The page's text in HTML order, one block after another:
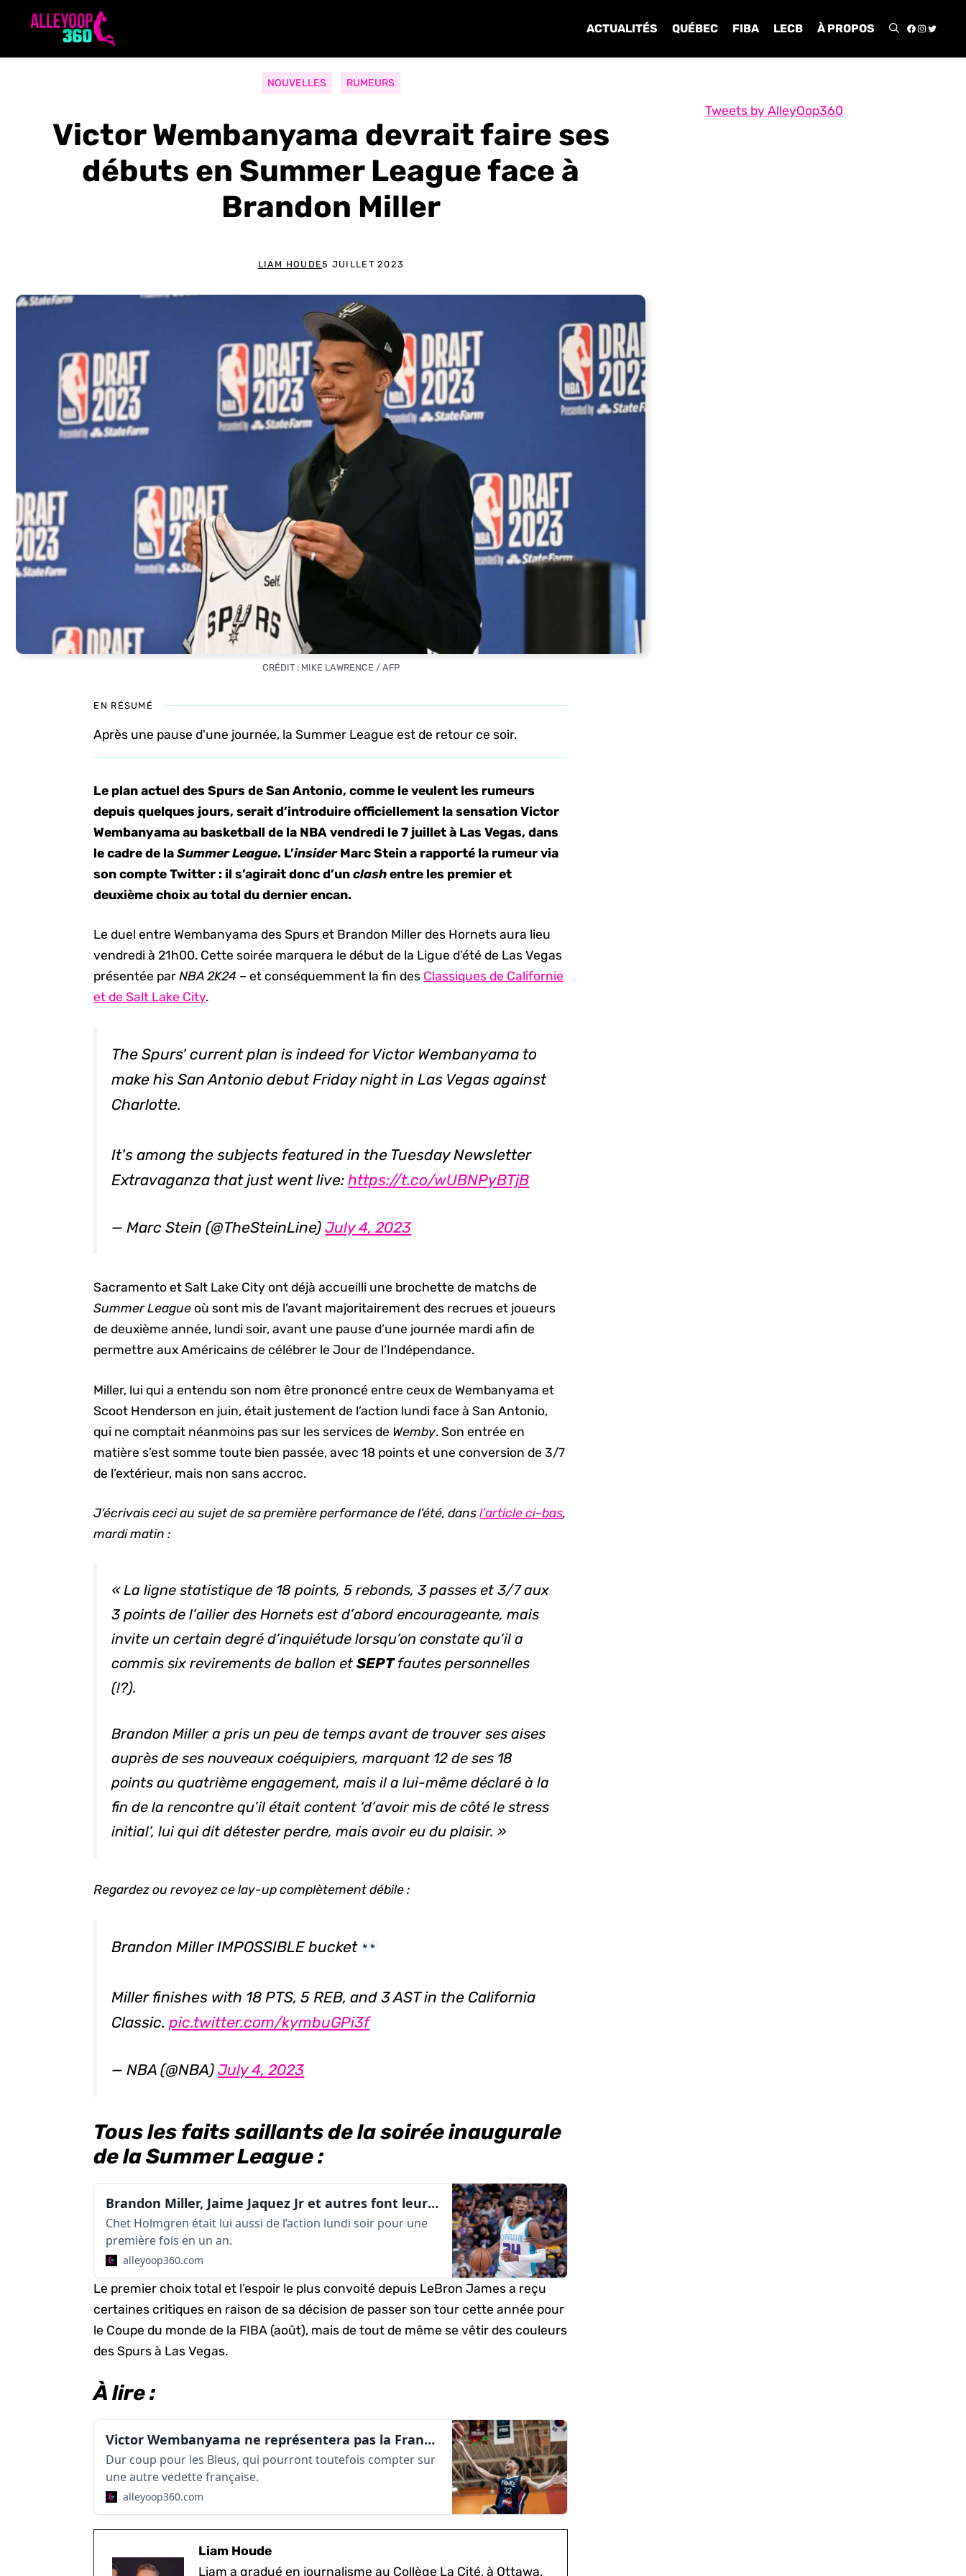
ACTUALITÉS QUÉBEC FIBA LECB À PROPOS
NOUVELLES RUMEURS
Victor Wembanyama devrait faire ses
débuts en Summer League face à
Brandon Miller
LIAM HOUDE5 JUILLET 2023
CRÉDIT : MIKE LAWRENCE / AFP
EN RÉSUMÉ
Après une pause d'une journée, la Summer League est de retour ce soir.
Le plan actuel des Spurs de San Antonio, comme le veulent les rumeurs
depuis quelques jours, serait d’introduire officiellement la sensation Victor
Wembanyama au basketball de la NBA vendredi le 7 juillet à Las Vegas, dans
le cadre de laSummer League. L’insiderMarc Stein a rapporté la rumeur via
son compte Twitter : il s’agirait donc d’unclash entre les premier et
deuxième choix au total du dernier encan.
Le duel entre Wembanyama des Spurs et Brandon Miller des Hornets aura lieu
vendredi à 21h00. Cette soirée marquera le début de la Ligue d’été de Las Vegas
présentée parNBA 2K24 – et conséquemment la fin des Classiques de Californie
et de Salt Lake City.
The Spurs' current plan is indeed for Victor Wembanyama to
make his San Antonio debut Friday night in Las Vegas against
Charlotte.
It's among the subjects featured in the Tuesday Newsletter
Extravaganza that just went live:https://t.co/wUBNPyBTjB
— Marc Stein (@TheSteinLine)July 4, 2023
Sacramento et Salt Lake City ont déjà accueilli une brochette de matchs de
Summer League où sont mis de l’avant majoritairement des recrues et joueurs
de deuxième année, lundi soir, avant une pause d’une journée mardi afin de
permettre aux Américains de célébrer le Jour de l’Indépendance.
Miller, lui qui a entendu son nom être prononcé entre ceux de Wembanyama et
Scoot Henderson en juin, était justement de l’action lundi face à San Antonio,
qui ne comptait néanmoins pas sur les services de Wemby. Son entrée en
matière s’est somme toute bien passée, avec 18 points et une conversion de 3/7
de l’extérieur, mais non sans accroc.
J’écrivais ceci au sujet de sa première performance de l’été, dansl’article ci-bas,
mardi matin :
« La ligne statistique de 18 points, 5 rebonds, 3 passes et 3/7 aux
3 points de l’ailier des Hornets est d’abord encourageante, mais
invite un certain degré d’inquiétude lorsqu’on constate qu’il a
commis six revirements de ballon etSEPTfautes personnelles
(!?).
Brandon Miller a pris un peu de temps avant de trouver ses aises
auprès de ses nouveaux coéquipiers, marquant 12 de ses 18
points au quatrième engagement, mais il a lui-même déclaré à la
fin de la rencontre qu’il était content ‘d’avoir mis de côté le stress
initial’, lui qui dit détester perdre, mais avoir eu du plaisir. »
Regardez ou revoyez ce lay-up complètement débile :
Brandon Miller IMPOSSIBLE bucket
Miller finishes with 18 PTS, 5 REB, and 3 AST in the California
Classic.pic.twitter.com/kymbuGPi3f
— NBA (@NBA)July 4, 2023
Tous les faits saillants de la soirée inaugurale
de la Summer League :
Brandon Miller, Jaime Jaquez Jr et autres font leur entrée en matière en Summer League | AlleyOop360
Chet Holmgren était lui aussi de l’action lundi soir pour une
première fois en un an.
alleyoop360.com
Le premier choix total et l’espoir le plus convoité depuis LeBron James a reçu
certaines critiques en raison de sa décision de passer son tour cette année pour
le Coupe du monde de la FIBA (août), mais de tout de même se vêtir des couleurs
des Spurs à Las Vegas.
À lire :
Victor Wembanyama ne représentera pas la France à la Coupe du monde | AlleyOop360
Dur coup pour les Bleus, qui pourront toutefois compter sur
une autre vedette française.
alleyoop360.com
Liam Houde
Liam a gradué en journalisme au Collège La Cité, à Ottawa.
Tweets by AlleyOop360